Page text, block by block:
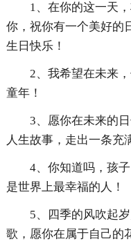
1、在你的这一天
你，祝你有一个美好的
生日快乐！
2、我希望在未来
童年！
3、愿你在未来的
人生故事，走出一条充
4、你知道吗，孩
是世界上最幸福的人！
5、四季的风吹起
歌，愿你在属于自己的